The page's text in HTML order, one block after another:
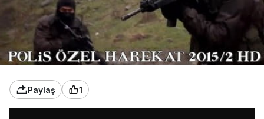
Paylaş 1